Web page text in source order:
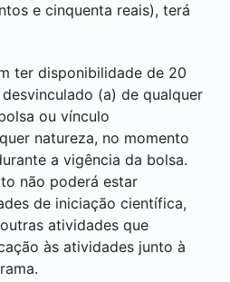
e cinquenta reais), terá
ter disponibilidade de 20
(a) de qualquer
ou vínculo
natureza, no momento
a vigência da bolsa.
não poderá estar
de iniciação científica,
atividades que
às atividades junto à